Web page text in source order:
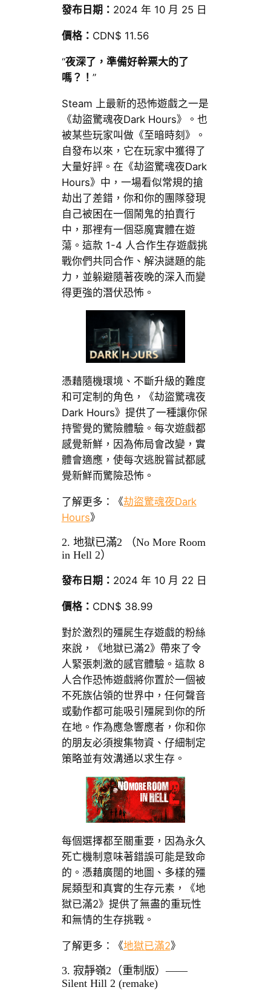
發布日期： 2024 年 10 月 25 日
價格： CDN$ 11.56
“夜深了，準備好幹票大的了
嗎？！ ”
Steam 上最新的恐怖遊戲之一是
《劫盜驚魂夜Dark Hours》。也
被某些玩家叫做《至暗時刻》。
自發布以來，它在玩家中獲得了
大量好評。在《劫盜驚魂夜Dark
Hours》中，一場看似常規的搶
劫出了差錯，你和你的團隊發現
自己被困在一個鬧鬼的拍賣行
中，那裡有一個惡魔實體在遊
蕩。這款 1-4 人合作生存遊戲挑
戰你們共同合作、解決謎題的能
力，並躲避隨著夜晚的深入而變
得更強的潛伏恐怖。
憑藉隨機環境、不斷升級的難度
和可定制的角色，《劫盜驚魂夜
Dark Hours》提供了一種讓你保
持警覺的驚險體驗。每次遊戲都
感覺新鮮，因為佈局會改變，實
體會適應，使每次逃脫嘗試都感
覺新鮮而驚險恐怖。
了解更多：《劫盜驚魂夜Dark
Hours》
2. 地獄已滿2 （No More Room
in Hell 2）
發布日期： 2024 年 10 月 22 日
價格： CDN$ 38.99
對於激烈的殭屍生存遊戲的粉絲
來說，《地獄已滿2》帶來了令
人緊張刺激的感官體驗。這款 8
人合作恐怖遊戲將你置於一個被
不死族佔領的世界中，任何聲音
或動作都可能吸引殭屍到你的所
在地。作為應急響應者，你和你
的朋友必須搜集物資、仔細制定
策略並有效溝通以求生存。
每個選擇都至關重要，因為永久
死亡機制意味著錯誤可能是致命
的。憑藉廣闊的地圖、多樣的殭
屍類型和真實的生存元素，《地
獄已滿2》提供了無盡的重玩性
和無情的生存挑戰。
了解更多：《地獄已滿2》
3. 寂靜嶺2（重制版）——
Silent Hill 2 (remake)